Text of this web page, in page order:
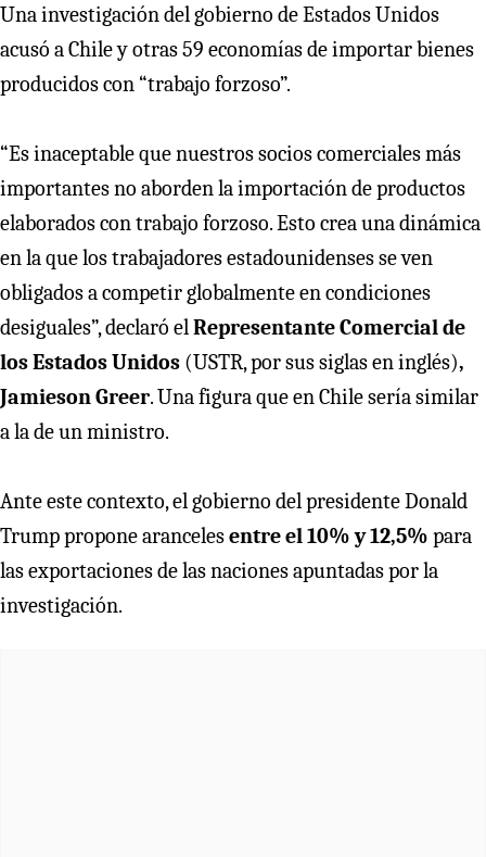
Una investigación del gobierno de Estados Unidos
acusó a Chile y otras 59 economías de importar bienes
producidos con “trabajo forzoso”.
“Es inaceptable que nuestros socios comerciales más
importantes no aborden la importación de productos
elaborados con trabajo forzoso. Esto crea una dinámica
en la que los trabajadores estadounidenses se ven
obligados a competir globalmente en condiciones
desiguales”, declaró elRepresentante Comercial de
los Estados Unidos (USTR, por sus siglas en inglés),
Jamieson Greer. Una figura que en Chile sería similar
a la de un ministro.
Ante este contexto, el gobierno del presidente Donald
Trump propone arancelesentre el 10% y 12,5% para
las exportaciones de las naciones apuntadas por la
investigación.